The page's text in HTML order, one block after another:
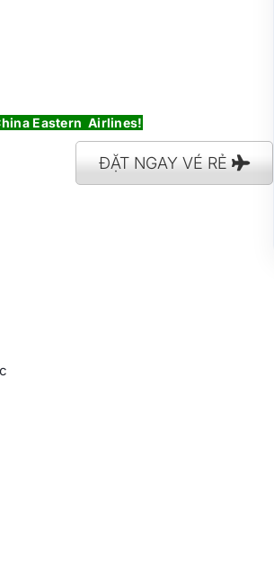
Eastern Airlines!
ĐẶT NGAY VÉ RẺ